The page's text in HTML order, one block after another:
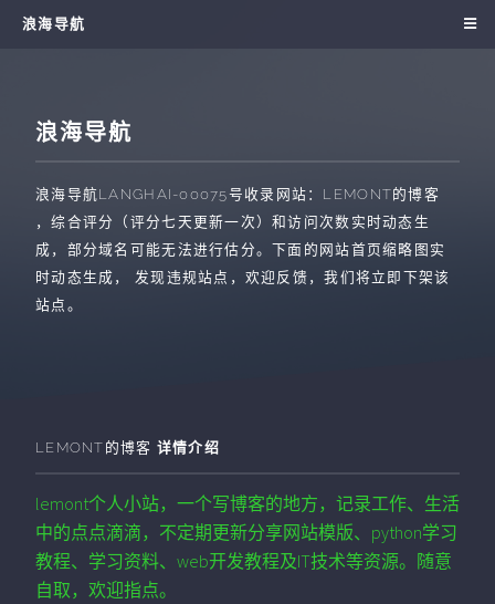
浪海导航
浪海导航
浪海导航LANGHAI-00075号收录网站： LEMONT的博客
，综合评分（评分七天更新一次）和访问次数实时动态生
成，部分域名可能无法进行估分。下面的网站首页缩略图实
时动态生成， 发现违规站点，欢迎反馈，我们将立即下架该
站点。
LEMONT的博客 详情介绍
lemont个人小站，一个写博客的地方，记录工作、生活
中的点点滴滴，不定期更新分享网站模版、python学习
教程、学习资料、web开发教程及IT技术等资源。随意
自取，欢迎指点。